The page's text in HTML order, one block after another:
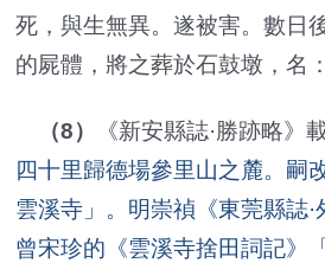
死，與生無異。遂被害。數日
的屍體，將之葬於石鼓墩，名
（8） 《新安縣誌·勝跡略》
四十里歸德場參里山之麓。嗣
雲溪寺」。明崇禎《東莞縣誌
曾宋珍的《雲溪寺捨田詞記》